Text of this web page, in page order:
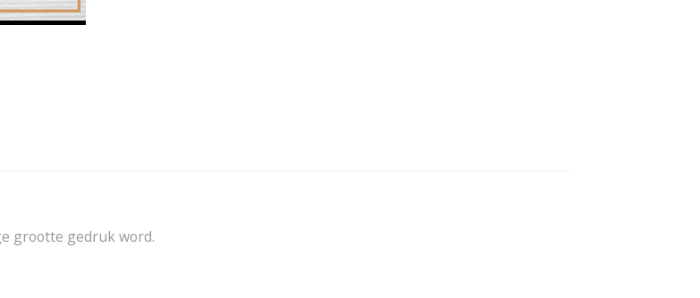
grootte gedruk word.